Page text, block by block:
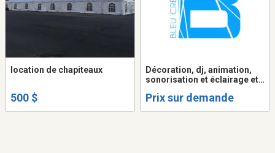
location de chapiteaux
500 $
Décoration, dj, animation,
sonorisation et éclairage et
corporatifs, bals, etc
Prix sur demande